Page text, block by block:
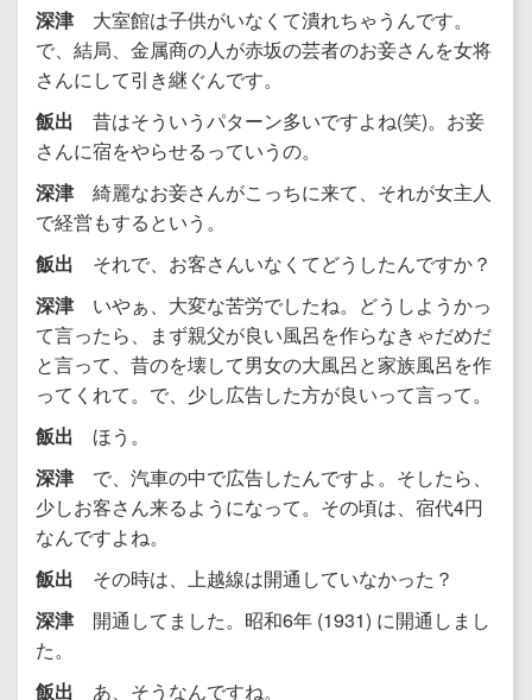
深津 大室館は子供がいなくて潰れちゃうんです。
で、結局、金属商の人が赤坂の芸者のお妾さんを女将
さんにして引き継ぐんです。
飯出 昔はそういうパターン多いですよね(笑)。お妾
さんに宿をやらせるっていうの。
深津 綺麗なお妾さんがこっちに来て、それが女主人
で経営もするという。
飯出 それで、お客さんいなくてどうしたんですか？
深津 いやぁ、大変な苦労でしたね。どうしようかっ
て言ったら、まず親父が良い風呂を作らなきゃだめだ
と言って、昔のを壊して男女の大風呂と家族風呂を作
ってくれて。で、少し広告した方が良いって言って。
飯出 ほう。
深津 で、汽車の中で広告したんですよ。そしたら、
少しお客さん来るようになって。その頃は、宿代4円
なんですよね。
飯出 その時は、上越線は開通していなかった？
深津 開通してました。昭和6年 (1931) に開通しまし
た。
飯出 あ、そうなんですね。